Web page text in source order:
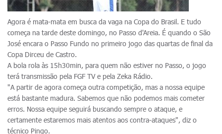
Agora é mata-mata em busca da vaga na Copa do Brasil. E tudo
começa na tarde deste domingo, no Passo d'Areia. É quando o São
José encara o Passo Fundo no primeiro jogo das quartas de final da
Copa Dirceu de Castro.
A bola rola às 15h30min, para quem não estiver no Passo, o jogo
terá transmissão pela FGF TV e pela Zeka Rádio.
"A partir de agora começa outra competição, mas a nossa equipe
está bastante madura. Sabemos que não podemos mais cometer
erros. Nossa equipe seguirá buscando sempre o ataque, e
certamente estaremos mais atentos aos contra-ataques", diz o
técnico Pingo.